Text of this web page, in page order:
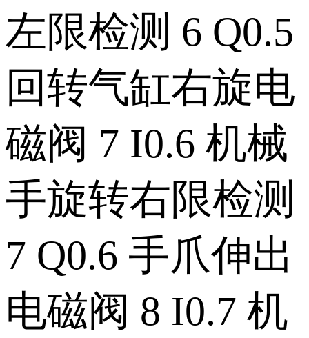
左限检测 6 Q0.5
回转气缸右旋电
磁阀 7 I0.6 机械
手旋转右限检测
7 Q0.6 手爪伸出
电磁阀 8 I0.7 机